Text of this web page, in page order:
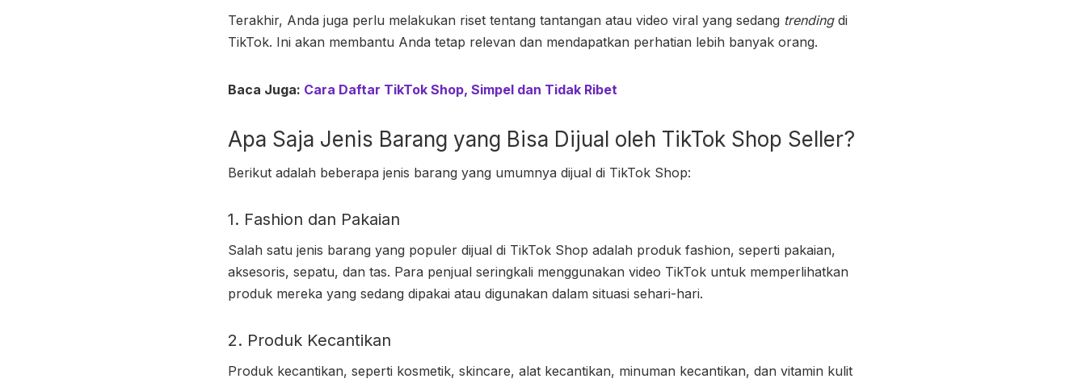
Terakhir, Anda juga perlu melakukan riset tentang tantangan atau video viral yang sedang trendingdi
TikTok. Ini akan membantu Anda tetap relevan dan mendapatkan perhatian lebih banyak orang.
Baca Juga: Cara Daftar TikTok Shop, Simpel dan Tidak Ribet
Apa Saja Jenis Barang yang Bisa Dijual oleh TikTok Shop Seller?
Berikut adalah beberapa jenis barang yang umumnya dijual di TikTok Shop:
1. Fashion dan Pakaian
Salah satu jenis barang yang populer dijual di TikTok Shop adalah produk fashion, seperti pakaian,
aksesoris, sepatu, dan tas. Para penjual seringkali menggunakan video TikTok untuk memperlihatkan
produk mereka yang sedang dipakai atau digunakan dalam situasi sehari-hari.
2. Produk Kecantikan
Produk kecantikan, seperti kosmetik, skincare, alat kecantikan, minuman kecantikan, dan vitamin kulit